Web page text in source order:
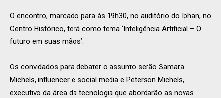
O encontro, marcado para às 19h30, no auditório do Iphan, no
Centro Histórico, terá como tema ‘Inteligência Artificial – O
futuro em suas mãos’.
Os convidados para debater o assunto serão Samara
Michels, influencer e social media e Peterson Michels,
executivo da área da tecnologia que abordarão as novas